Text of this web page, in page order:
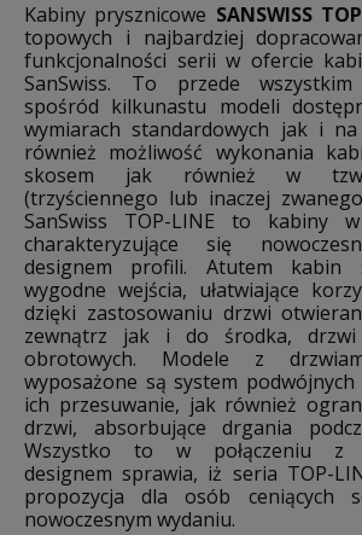
Kabiny prysznicowe SANSWISS
topowych i najbardziej
funkcjonalności serii w ofercie
SanSwiss. To przede
spośród kilkunastu modeli
wymiarach standardowych jak i
również możliwość wykonania
skosem jak również w tzw.
(trzyściennego lub inaczej
SanSwiss TOP-LINE to kabiny
charakteryzujące się
designem profili. Atutem kabin
wygodne wejścia, ułatwiające
dzięki zastosowaniu drzwi
zewnątrz jak i do środka, drzwi
obrotowych. Modele z
wyposażone są system podwójnych
ich przesuwanie, jak również
drzwi, absorbujące drgania
Wszystko to w połączeniu z
designem sprawia, iż seria TOP-
propozycja dla osób ceniących
nowoczesnym wydaniu.